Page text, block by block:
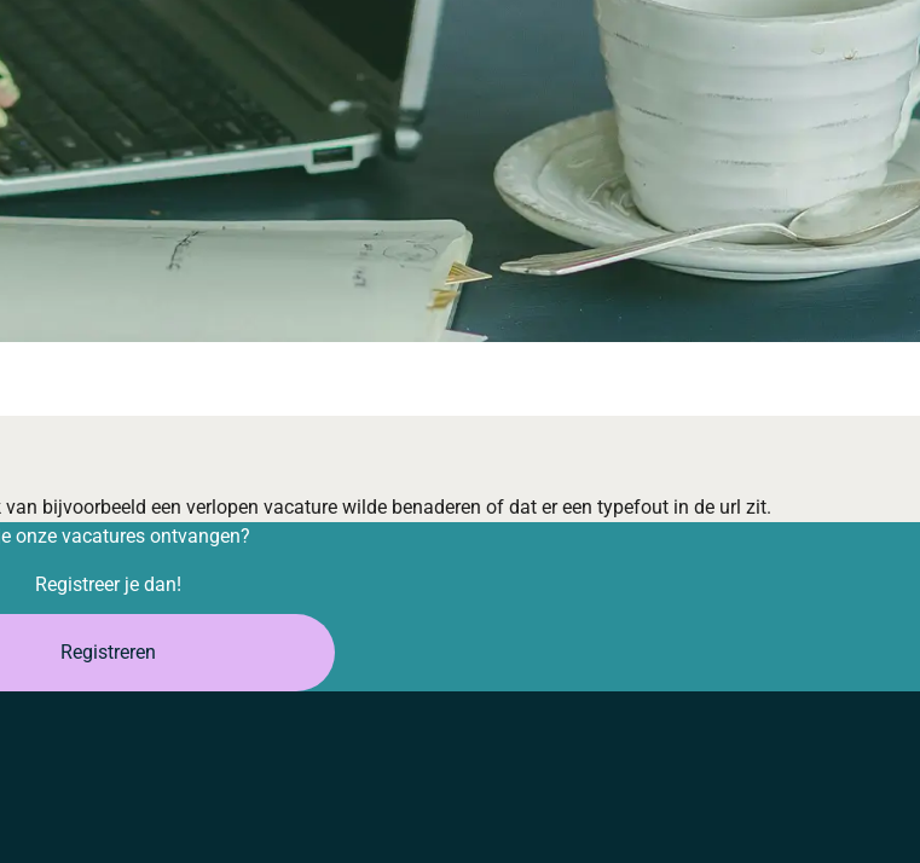
bijvoorbeeld een verlopen vacature wilde benaderen of dat er een typefout in de url zit.
onze vacatures ontvangen?
Registreer je dan!
Registreren